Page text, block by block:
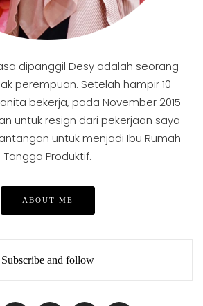
dipanggil Desy adalah seorang
perempuan. Setelah hampir 10
bekerja, pada November 2015
untuk resign dari pekerjaan saya
untuk menjadi Ibu Rumah
Tangga Produktif.
ABOUT ME
Subscribe and follow